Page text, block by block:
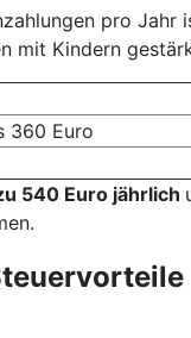
pro
mit Kindern
360 Euro
540 Euro jährlich